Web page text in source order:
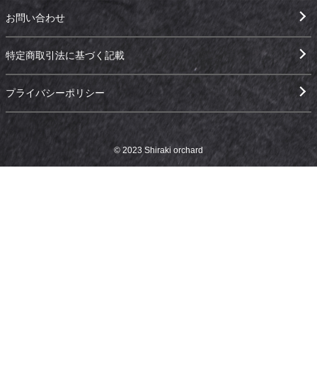
お問い合わせ
特定商取引法に基づく記載
プライバシーポリシー
© 2023 Shiraki orchard